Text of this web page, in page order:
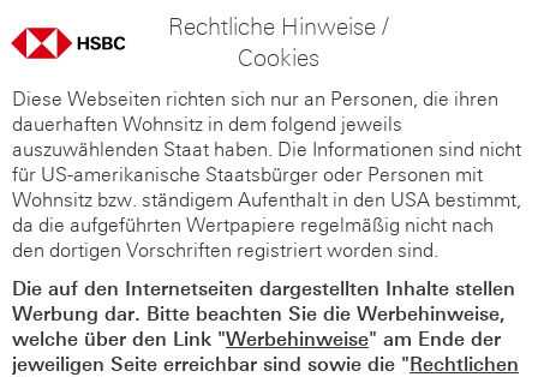
Rechtliche Hinweise /
Cookies
Diese Webseiten richten sich nur an Personen, die ihren
dauerhaften Wohnsitz in dem folgend jeweils
auszuwählenden Staat haben. Die Informationen sind nicht
für US-amerikanische Staatsbürger oder Personen mit
Wohnsitz bzw. ständigem Aufenthalt in den USA bestimmt,
da die aufgeführten Wertpapiere regelmäßig nicht nach
den dortigen Vorschriften registriert worden sind.
Die auf den Internetseiten dargestellten Inhalte stellen
Werbung dar. Bitte beachten Sie die Werbehinweise,
welche über den Link "Werbehinweise" am Ende der
jeweiligen Seite erreichbar sind sowie die "Rechtlichen